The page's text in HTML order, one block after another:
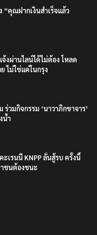
“คุณฝากเงินสำเร็จแล้ว
งผ่านไลน์ได้ไม่ต้อง โหลด
ไม่ใช่แค่ในกรุง
วมกิจกรรม ‘นาวาภิกขาจาร’
น้ำ
เรนนี KNPP ลั่นสู้รบ ครั้งนี้
ชนต้องชนะ